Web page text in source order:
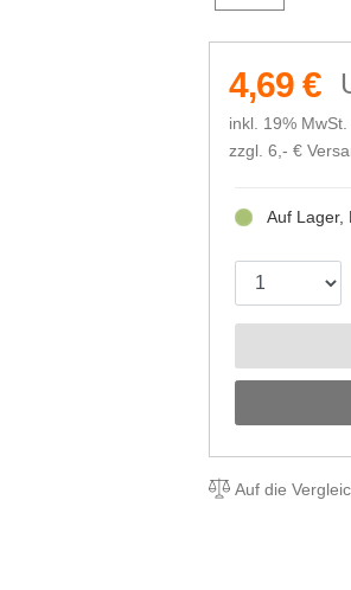
4,69 €
inkl. 19% MwSt.
zzgl. 6,- €
Auf Lager,
Auf die